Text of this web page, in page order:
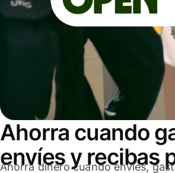
Ahorra cuando
envíes y recibas
Ahorra dinero cuando envíes,